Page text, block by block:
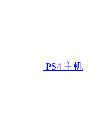
PS4 主机